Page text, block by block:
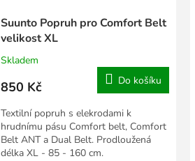
Suunto Popruh pro Comfort Belt
velikost XL
Skladem
850 Kč Do košíku
Textilní popruh s elekrodami k
hrudnímu pásu Comfort belt, Comfort
Belt ANT a Dual Belt. Prodloužená
délka XL - 85 - 160 cm.